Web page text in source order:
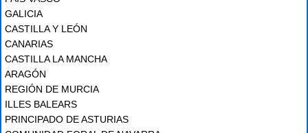
GALICIA
CASTILLA Y LEÓN
CANARIAS
CASTILLA LA MANCHA
ARAGÓN
REGIÓN DE MURCIA
ILLES BALEARS
PRINCIPADO DE ASTURIAS